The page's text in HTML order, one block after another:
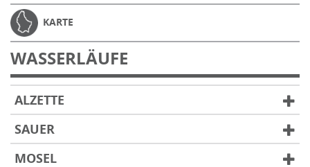
KARTE
WASSERLÄUFE
ALZETTE
SAUER
MOSEL